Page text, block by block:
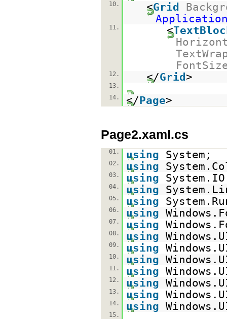
10.
<Grid
11. <
12. </Grid>
13.
14.
</Page>
Page2.xaml.cs
01. using System;
02. using
03. using
04. using
05. using
06. using
07. using
08. using
09. using
10. using
11. using
12. using
13. using
14. using
15.